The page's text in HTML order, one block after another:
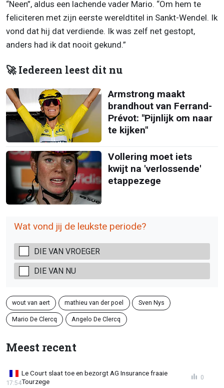
“Neen”, aldus een lachende vader Mario. “Om hem te
feliciteren met zijn eerste wereldtitel in Sankt-Wendel. Ik
vond dat hij dat verdiende. Ik was zelf net gestopt,
anders had ik dat nooit gekund.”
🚀 Iedereen leest dit nu
Armstrong maakt
brandhout van Ferrand-
Prévot: "Pijnlijk om naar
te kijken"
Vollering moet iets
kwijt na 'verlossende'
etappezege
Wat vond jij de leukste periode?
DIE VAN VROEGER
DIE VAN NU
wout van aert mathieu van der poel Sven Nys
Mario De Clercq Angelo De Clercq
Meest recent
Le Court slaat toe en bezorgt AG Insurance fraaie
Tourzege
17:54
0